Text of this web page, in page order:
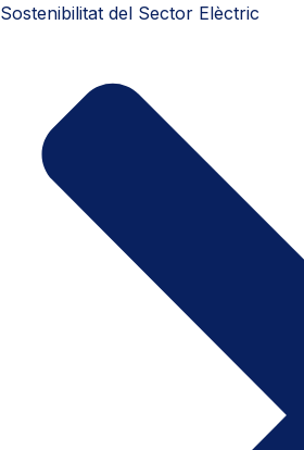
Sostenibilitat del Sector Elèctric